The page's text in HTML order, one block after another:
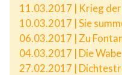
11.03.2017 | Krieg der
10.03.2017 | Sie
06.03.2017 | Zu
04.03.2017 | Die Wabe
27.02.2017 |